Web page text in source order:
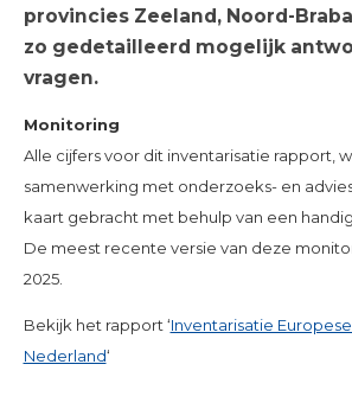
provincies Zeeland, Noord-
zo gedetailleerd mogelijk
vragen.
Monitoring
Alle cijfers voor dit inventarisatie rapport,
samenwerking met onderzoeks- en
kaart gebracht met behulp van een
De meest recente versie van deze
2025.
Bekijk het rapport ‘Inventarisatie
Nederland‘